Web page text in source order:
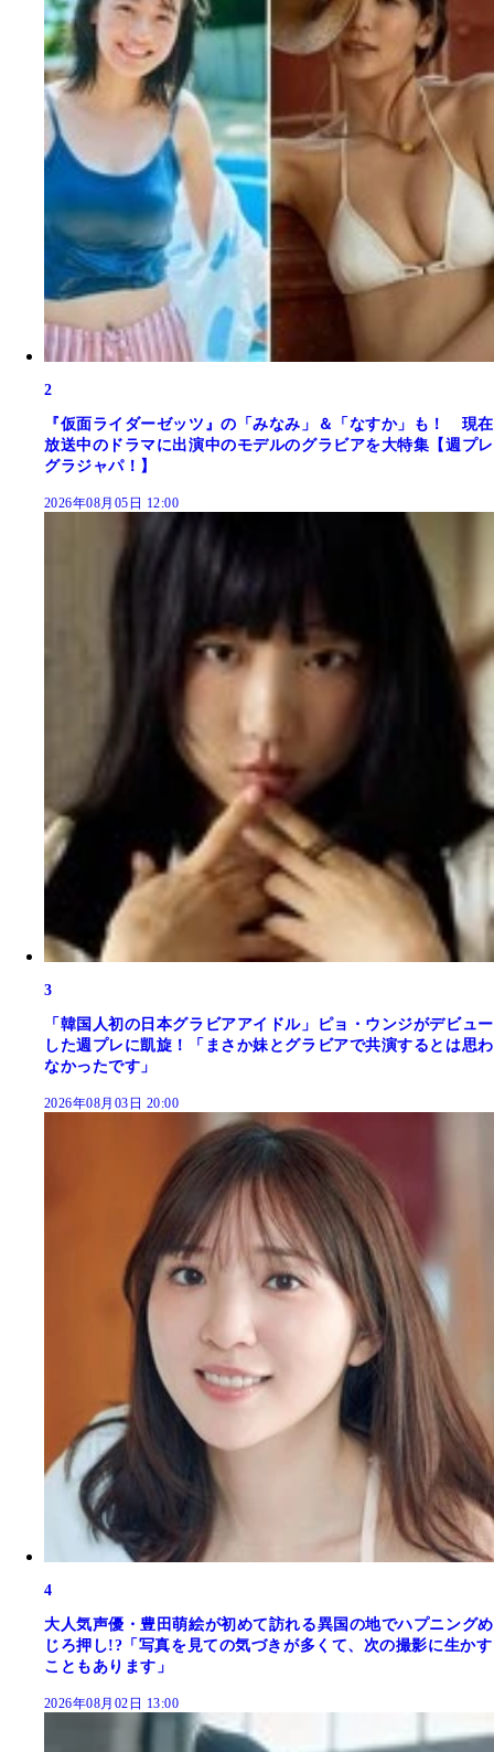
2
『仮面ライダーゼッツ』の「みなみ」＆「なすか」も！ 現在
放送中のドラマに出演中のモデルのグラビアを大特集【週プレ
グラジャパ！】
2026年08月05日 12:00
3
「韓国人初の日本グラビアアイドル」ピョ・ウンジがデビュー
した週プレに凱旋！「まさか妹とグラビアで共演するとは思わ
なかったです」
2026年08月03日 20:00
4
大人気声優・豊田萌絵が初めて訪れる異国の地でハプニングめ
じろ押し!?「写真を見ての気づきが多くて、次の撮影に生かす
こともあります」
2026年08月02日 13:00